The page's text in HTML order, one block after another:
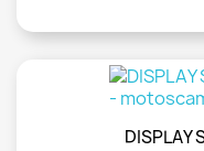
DISPLAY